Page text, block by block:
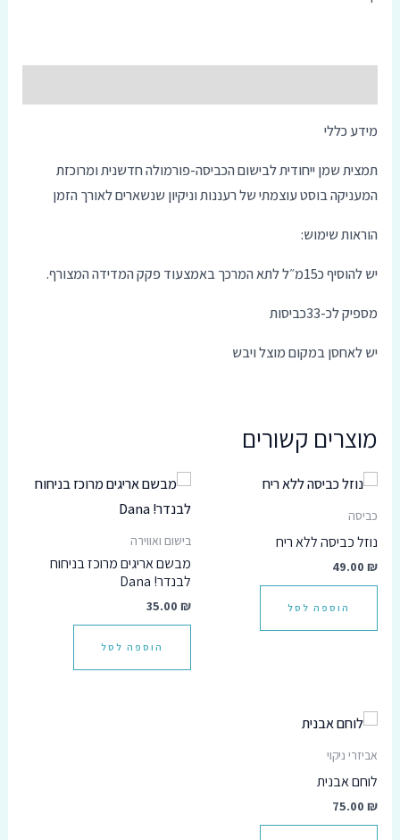
אפס
כל
cached
מידע כללי
תמצית שמן ייחודית לבישום הכביסה-פורמולה חדשנית ומרוכזת
המעניקה בוסט עוצמתי של רעננות וניקיון שנשארים לאורך הזמן
הוראות שימוש:
יש להוסיף כ15מ״ל לתא המרכך באמצעוד פקק המדידה המצורף.
מספיק לכ-33כביסות
יש לאחסן במקום מוצל ויבש
מוצרים קשורים
כביסה
נוזל כביסה ללא ריח
49.00₪
הוספה לסל
בישום ואווירה
מבשם אריגים מרוכז בניחוח
לבנדר! Dana
35.00 ₪
הוספה לסל
אביזרי ניקוי
לוחם אבנית
75.00₪